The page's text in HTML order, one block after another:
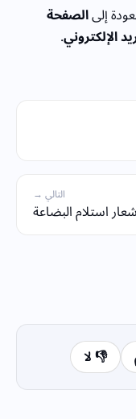
إلىالصفحة
الإلكتروني.
التالي →
استلام البضاعة
👎 لا